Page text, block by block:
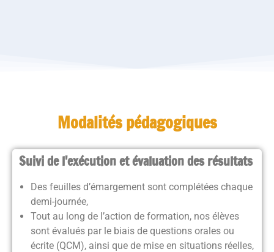
Modalités pédagogiques
Suivi de l'exécution et évaluation des résultats
Des feuilles d’émargement sont complétées chaque
demi-journée,
Tout au long de l’action de formation, nos élèves
sont évalués par le biais de questions orales ou
écrite (QCM), ainsi que de mise en situations réelles,